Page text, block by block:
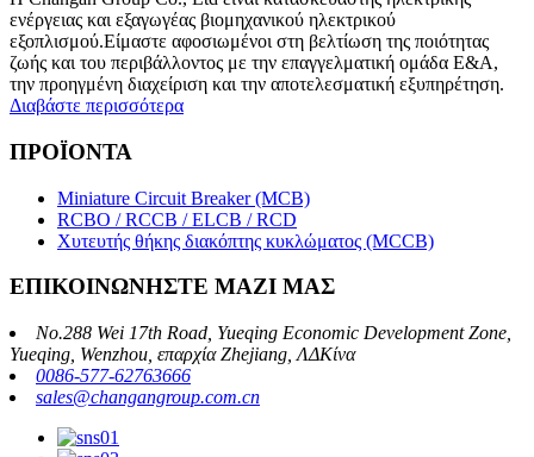
ενέργειας και εξαγωγέας βιομηχανικού ηλεκτρικού
εξοπλισμού.Είμαστε αφοσιωμένοι στη βελτίωση της ποιότητας
ζωής και του περιβάλλοντος με την επαγγελματική ομάδα Ε&Α,
την προηγμένη διαχείριση και την αποτελεσματική εξυπηρέτηση.
Διαβάστε περισσότερα
ΠΡΟΪΟΝΤΑ
Miniature Circuit Breaker (MCB)
RCBO / RCCB / ELCB / RCD
Χυτευτής θήκης διακόπτης κυκλώματος (MCCB)
ΕΠΙΚΟΙΝΩΝΗΣΤΕ ΜΑΖΙ ΜΑΣ
No.288 Wei 17th Road, Yueqing Economic Development Zone,
Yueqing, Wenzhou, επαρχία Zhejiang, ΛΔΚίνα
0086-577-62763666
sales@changangroup.com.cn